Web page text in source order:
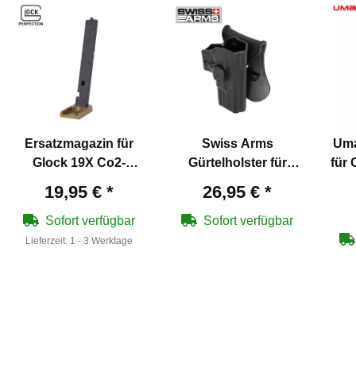
Ersatzmagazin für
Glock 19X Co2-
Schuss Blowback
Kaliber 4,5 mm Stahl
BB
19,95 € *
Sofort verfügbar
Lieferzeit: 1 - 3 Werktage
Swiss Arms
Gürtelholster für
26,95 € *
Sofort verfügbar
für